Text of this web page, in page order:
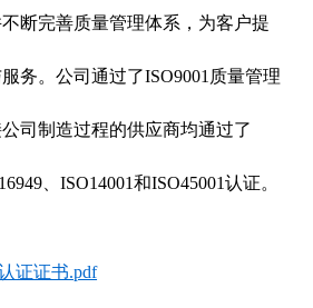
断完善质量管理体系，为客户提
务。公司通过了ISO9001质量管理
司制造过程的供应商均通过了
、ISO14001和ISO45001认证。
证证书.pdf